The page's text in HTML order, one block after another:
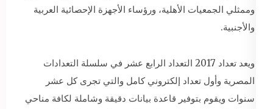
وممثلي الجمعيات الأهلية، ورؤساء الأجهزة الإحصائية العربية
والأجنبية.
ويعد تعداد 2017 التعداد الرابع عشر في سلسلة التعدادات
المصرية وأول تعداد إلكتروني كامل والتي تجرى كل عشر
سنوات ويقوم بتوفير قاعدة بيانات دقيقة وشاملة لكافة مناحي